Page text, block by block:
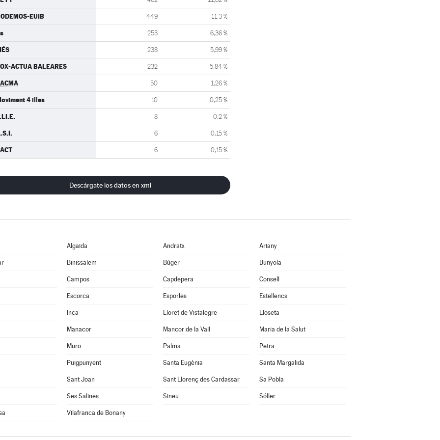
EUIB 449 11,3 %
253 6,36 %
238 5,99 %
ACTUA BALEARES 232 5,84 %
50 1,26 %
4 illes 10 0,25 %
8 0,2 %
6 0,15 %
6 0,15 %
Descárgate los datos en xml
Algaida Andratx Ariany
Binissalem Búger Bunyola
Campos Capdepera Consell
Escorca Esporles Estellencs
Inca Lloret de Vistalegre Lloseta
Manacor Mancor de la Vall Maria de la Salut
Muro Palma Petra
Puigpunyent Santa Eugènia Santa Margalida
Sant Joan Sant Llorenç des Cardassar Sa Pobla
Ses Salines Sineu Sóller
Vilafranca de Bonany